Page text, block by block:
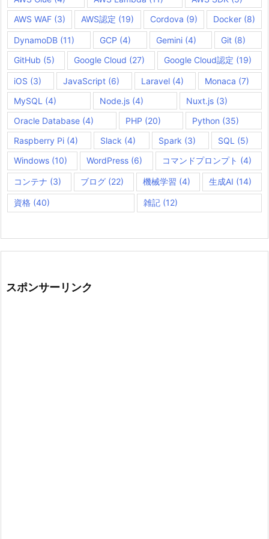
AWS WAF (3) AWS認定 (19) Cordova (9) Docker(8)
DynamoDB (11) GCP (4) Gemini(4) Git (8)
GitHub (5) Google Cloud (27) Google Cloud認定 (19)
iOS (3) JavaScript(6) Laravel(4) Monaca (7)
MySQL (4) Node.js(4) Nuxt.js (3)
Oracle Database (4) PHP (20) Python (35)
Raspberry Pi (4) Slack (4) Spark (3) SQL (5)
Windows (10) WordPress (6) コマンドプロンプト (4)
コンテナ (3) ブログ(22) 機械学習 (4) 生成AI (14)
資格 (40) 雑記(12)
スポンサーリンク